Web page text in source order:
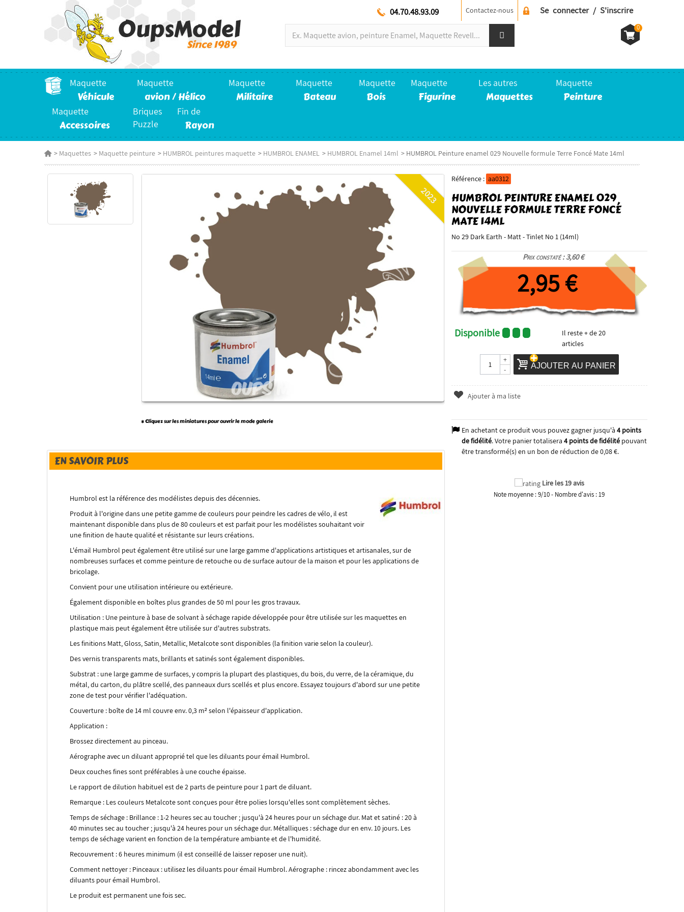
Se connecter / S'inscrire
Contactez-nous
04.70.48.93.09
0
Maquette
Véhicule
Maquette
avion / Hélico
Maquette
Militaire
Maquette
Bateau
Maquette
Bois
Maquette
Figurine
Les autres
Maquettes
Maquette
Peinture
Maquette
Accessoires
Briques
Puzzle
Fin de
Rayon
> Maquettes > Maquette peinture > HUMBROL peintures maquette > HUMBROL ENAMEL > HUMBROL Enamel 14ml > HUMBROL Peinture enamel 029 Nouvelle formule Terre Foncé Mate 14ml
Référence : aa0312
HUMBROL PEINTURE ENAMEL 029
NOUVELLE FORMULE TERRE FONCÉ
MATE 14ML
No 29 Dark Earth - Matt - Tinlet No 1 (14ml)
Prix constaté : 3,60 €
2,95 €
Disponible Il reste+ de 20
articles
-
+
AJOUTER AU PANIER
Ajouter à ma liste
En achetant ce produit vous pouvez gagner jusqu'à 4points
de fidélité. Votre panier totalisera 4points de fidélitépouvant
être transformé(s) en un bon de réduction de0,08 €.
Lire les 19 avis
Note moyenne :9/10- Nombre d'avis :19
2023
* Cliquez sur les miniatures pour ouvrir le mode galerie
EN SAVOIR PLUS
Humbrol est la référence des modélistes depuis des décennies.
Produit à l'origine dans une petite gamme de couleurs pour peindre les cadres de vélo, il est
maintenant disponible dans plus de 80 couleurs et est parfait pour les modélistes souhaitant voir
une finition de haute qualité et résistante sur leurs créations.
L'émail Humbrol peut également être utilisé sur une large gamme d'applications artistiques et artisanales, sur de
nombreuses surfaces et comme peinture de retouche ou de surface autour de la maison et pour les applications de
bricolage.
Convient pour une utilisation intérieure ou extérieure.
Également disponible en boîtes plus grandes de 50 ml pour les gros travaux.
Utilisation : Une peinture à base de solvant à séchage rapide développée pour être utilisée sur les maquettes en
plastique mais peut également être utilisée sur d'autres substrats.
Les finitions Matt, Gloss, Satin, Metallic, Metalcote sont disponibles (la finition varie selon la couleur).
Des vernis transparents mats, brillants et satinés sont également disponibles.
Substrat : une large gamme de surfaces, y compris la plupart des plastiques, du bois, du verre, de la céramique, du
métal, du carton, du plâtre scellé, des panneaux durs scellés et plus encore. Essayez toujours d'abord sur une petite
zone de test pour vérifier l'adéquation.
Couverture : boîte de 14 ml couvre env. 0,3 m² selon l'épaisseur d'application.
Application :
Brossez directement au pinceau.
Aérographe avec un diluant approprié tel que les diluants pour émail Humbrol.
Deux couches fines sont préférables à une couche épaisse.
Le rapport de dilution habituel est de 2 parts de peinture pour 1 part de diluant.
Remarque : Les couleurs Metalcote sont conçues pour être polies lorsqu'elles sont complètement sèches.
Temps de séchage : Brillance : 1-2 heures sec au toucher ; jusqu'à 24 heures pour un séchage dur. Mat et satiné : 20 à
40 minutes sec au toucher ; jusqu'à 24 heures pour un séchage dur. Métalliques : séchage dur en env. 10 jours. Les
temps de séchage varient en fonction de la température ambiante et de l'humidité.
Recouvrement : 6 heures minimum (il est conseillé de laisser reposer une nuit).
Comment nettoyer : Pinceaux : utilisez les diluants pour émail Humbrol. Aérographe : rincez abondamment avec les
diluants pour émail Humbrol.
Le produit est permanent une fois sec.